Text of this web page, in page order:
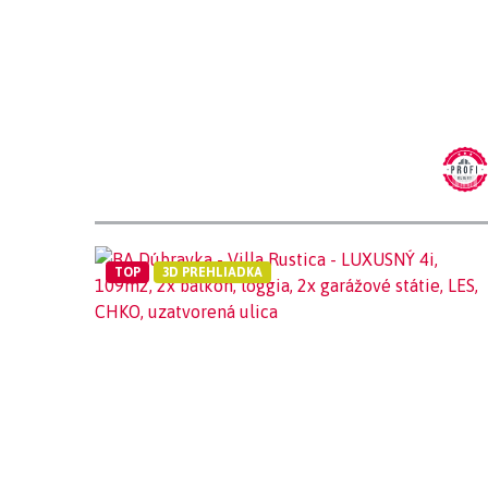
TOP 3D PREHLIADKA